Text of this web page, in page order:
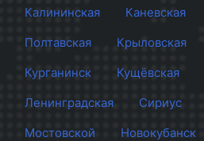
Калининская
Каневская
Полтавская
Крыловская
Курганинск
Кущёвская
Ленинградская
Сириус
Мостовской
Новокубанск